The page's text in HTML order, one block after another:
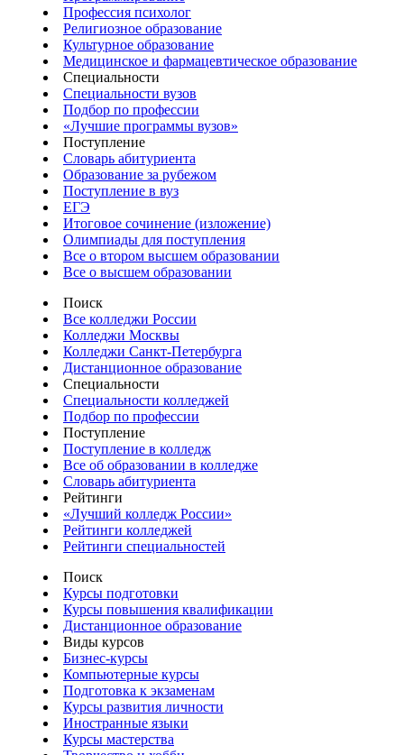
Профессия психолог
Религиозное образование
Культурное образование
Медицинское и фармацевтическое образование
Специальности
Специальности вузов
Подбор по профессии
«Лучшие программы вузов»
Поступление
Словарь абитуриента
Образование за рубежом
Поступление в вуз
ЕГЭ
Итоговое сочинение (изложение)
Олимпиады для поступления
Все о втором высшем образовании
Все о высшем образовании
Поиск
Все колледжи России
Колледжи Москвы
Колледжи Санкт-Петербурга
Дистанционное образование
Специальности
Специальности колледжей
Подбор по профессии
Поступление
Поступление в колледж
Все об образовании в колледже
Словарь абитуриента
Рейтинги
«Лучший колледж России»
Рейтинги колледжей
Рейтинги специальностей
Поиск
Курсы подготовки
Курсы повышения квалификации
Дистанционное образование
Виды курсов
Бизнес-курсы
Компьютерные курсы
Подготовка к экзаменам
Курсы развития личности
Иностранные языки
Курсы мастерства